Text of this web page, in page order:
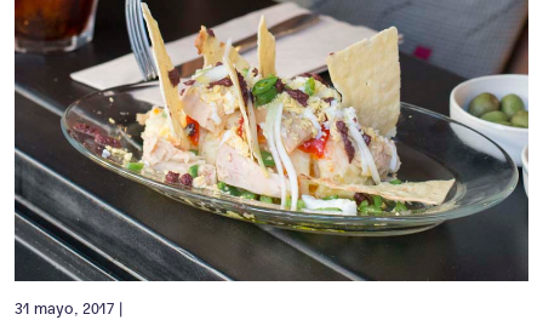
31 mayo, 2017 |